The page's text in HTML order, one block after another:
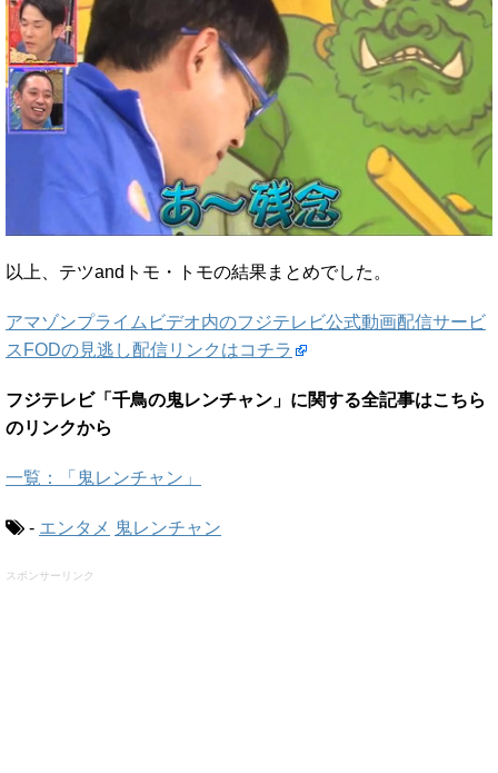
以上、テツandトモ・トモの結果まとめでした。
アマゾンプライムビデオ内のフジテレビ公式動画配信サービ
スFODの見逃し配信リンクはコチラ
フジテレビ「千鳥の鬼レンチャン」に関する全記事はこちら
のリンクから
一覧：「鬼レンチャン」
- エンタメ 鬼レンチャン
スポンサーリンク